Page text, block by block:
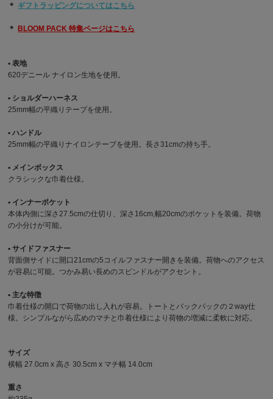
＊ ギフトラッピングについてはこちら
＊ BLOOM PACK 特集ページはこちら
▪︎ 表地
620デニール ナイロン生地を使用。
▪︎ ショルダーハーネス
25mm幅の平織りテープを使用。
▪︎ ハンドル
25mm幅の平織りナイロンテープを使用。長さ31cmの持ち手。
▪︎ メインボックス
クラシックな巾着仕様。
▪︎ インナーポケット
本体内側に深さ27.5cmの仕切り、深さ16cm,幅20cmのポケットを装備。荷物
の小分けが可能。
▪︎ サイドファスナー
背面側サイドに開口21cmの5コイルファスナー開きを装備。荷物へのアクセス
が容易に可能。つかみ易い長めのスピンドルがアクセント。
▪︎ 主な特徴
巾着仕様の開口で荷物の出し入れが容易。トートとバックパックの２way仕
様。シンプルながら広めのマチと巾着仕様により荷物の増減に柔軟に対応。
サイズ
横幅 27.0cm x 高さ 30.5cm x マチ幅 14.0cm
重さ